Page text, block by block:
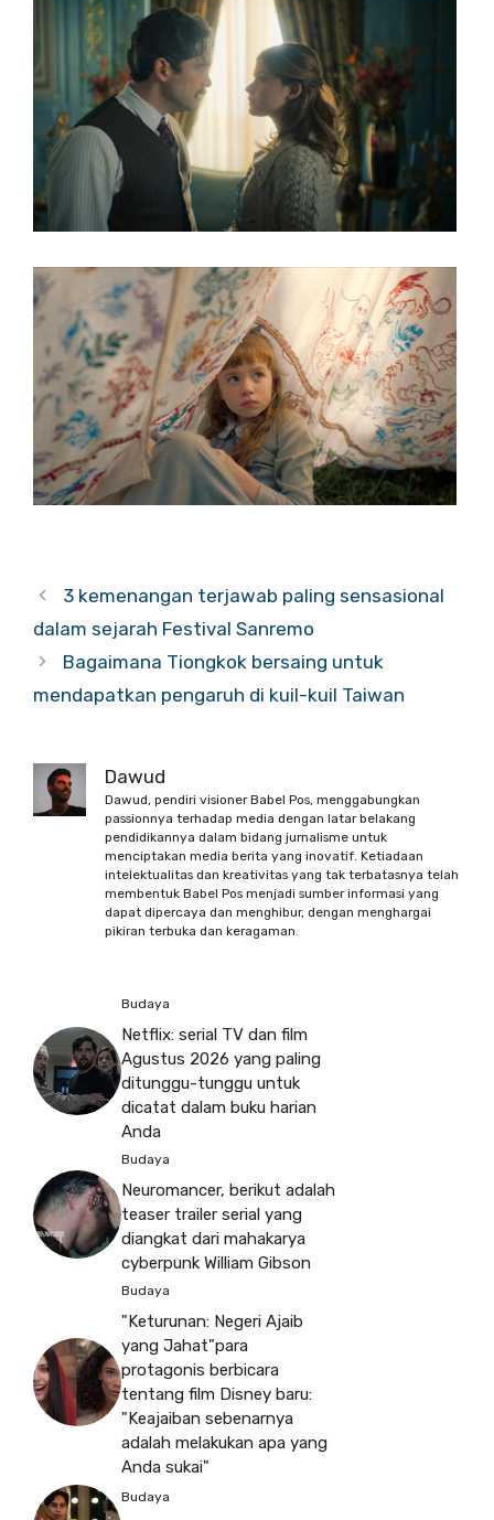
3 kemenangan terjawab paling sensasional
dalam sejarah Festival Sanremo
Bagaimana Tiongkok bersaing untuk
mendapatkan pengaruh di kuil-kuil Taiwan
Dawud
Dawud, pendiri visioner Babel Pos, menggabungkan
passionnya terhadap media dengan latar belakang
pendidikannya dalam bidang jurnalisme untuk
menciptakan media berita yang inovatif. Ketiadaan
intelektualitas dan kreativitas yang tak terbatasnya telah
membentuk Babel Pos menjadi sumber informasi yang
dapat dipercaya dan menghibur, dengan menghargai
pikiran terbuka dan keragaman.
Budaya
Netflix: serial TV dan film
Agustus 2026 yang paling
ditunggu-tunggu untuk
dicatat dalam buku harian
Anda
Budaya
Neuromancer, berikut adalah
teaser trailer serial yang
diangkat dari mahakarya
cyberpunk William Gibson
Budaya
"Keturunan: Negeri Ajaib
yang Jahat"para
protagonis berbicara
tentang film Disney baru:
"Keajaiban sebenarnya
adalah melakukan apa yang
Anda sukai"
Budaya